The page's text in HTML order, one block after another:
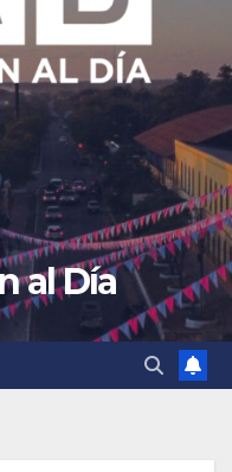
al Día